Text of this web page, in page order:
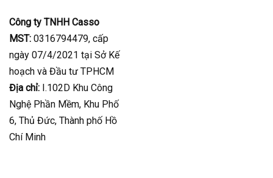
Công ty TNHH Casso
MST: 0316794479, cấp
ngày 07/4/2021 tại Sở Kế
hoạch và Đầu tư TPHCM
Địa chỉ: I.102D Khu Công
Nghệ Phần Mềm, Khu Phố
6, Thủ Đức, Thành phố Hồ
Chí Minh